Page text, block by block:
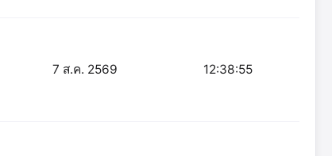
7 ส.ค. 2569 12:38:55